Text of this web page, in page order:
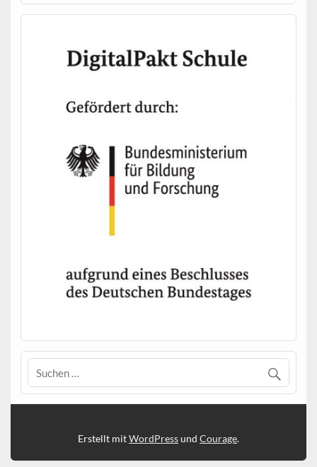
Erstellt mitWordPressund Courage.